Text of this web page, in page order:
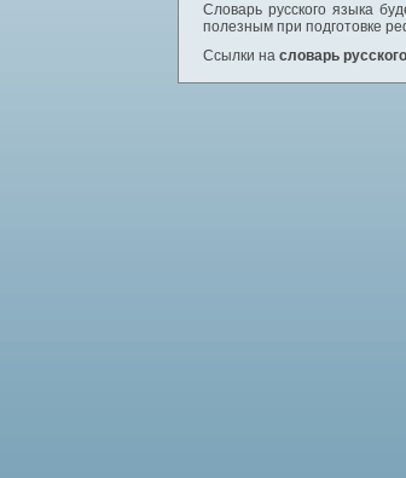
Словарь русского языка
полезным при подготовке
Ссылки на словарь